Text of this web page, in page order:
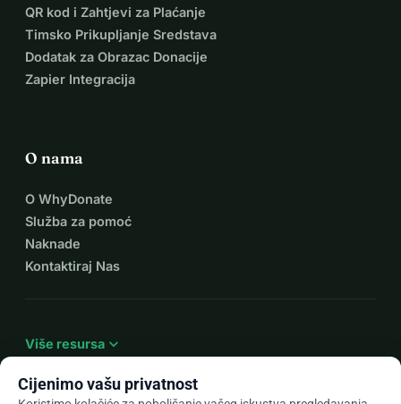
QR kod i Zahtjevi za Plaćanje
Timsko Prikupljanje Sredstava
Dodatak za Obrazac Donacije
Zapier Integracija
O nama
O WhyDonate
Služba za pomoć
Naknade
Kontaktiraj Nas
Više resursa expand_more
Cijenimo vašu privatnost